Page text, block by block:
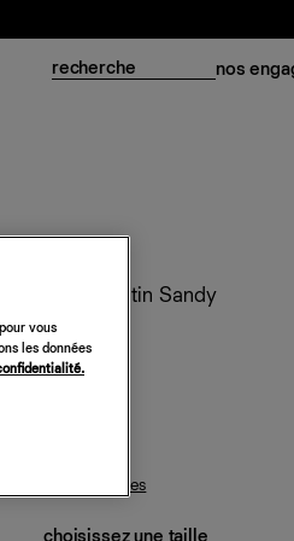
nos
Short en satin Sandy
188 €
guide des tailles
vous
les données